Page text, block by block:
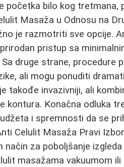
početka bilo kog tretmana,
Masaža u Odnosu na
je razmotriti sve opcije.
pristup sa
druge strane, procedure
ali mogu ponuditi
takođe invazivniji, ali
kontura. Konačna odluka
i spremnosti da se
Celulit Masaža Pravi
način za poboljšanje
masažama vakuumom